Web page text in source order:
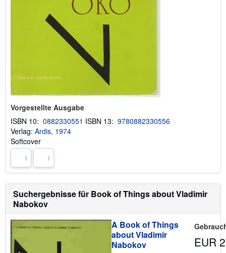
e
n
Vorgestellte Ausgabe
ISBN 10: 0882330551 ISBN 13: 9780882330556
Verlag: Ardis, 1974
Softcover
Suchergebnisse für Book of Things about Vladimir
Nabokov
A Book of Things
about Vladimir
Nabokov
EUR